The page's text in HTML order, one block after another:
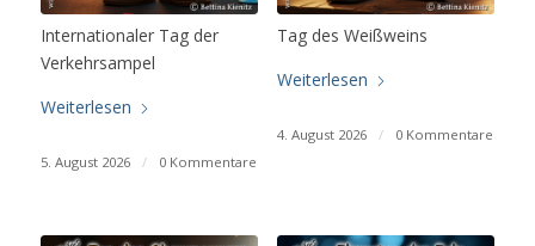
Internationaler Tag der
Verkehrsampel
Weiterlesen
5. August 2026 / 0 Kommentare
Tag des Weißweins
Weiterlesen
4. August 2026 / 0 Kommentare